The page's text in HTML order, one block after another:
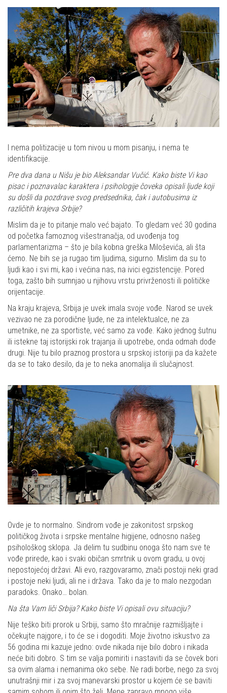
I nema politizacije u tom nivou u mom pisanju, i nema te
identifikacije.
Pre dva dana u Nišu je bio Aleksandar Vučić. Kako biste Vi kao
pisac i poznavalac karaktera i psihologije čoveka opisali ljude koji
su došli da pozdrave svog predsednika, čak i autobusima iz
različitih krajeva Srbije?
Mislim da je to pitanje malo već bajato. To gledam već 30 godina
od početka famoznog višestranačja, od uvođenja tog
parlamentarizma – što je bila kobna greška Miloševića, ali šta
ćemo. Ne bih se ja rugao tim ljudima, sigurno. Mislim da su to
ljudi kao i svi mi, kao i većina nas, na ivici egzistencije. Pored
toga, zašto bih sumnjao u njihovu vrstu privrženosti ili političke
orijentacije.
Na kraju krajeva, Srbija je uvek imala svoje vođe. Narod se uvek
vezivao ne za porodične ljude, ne za intelektualce, ne za
umetnike, ne za sportiste, već samo za vođe. Kako jednog šutnu
ili istekne taj istorijski rok trajanja ili upotrebe, onda odmah dođe
drugi. Nije tu bilo praznog prostora u srpskoj istoriji pa da kažete
da se to tako desilo, da je to neka anomalija ili slučajnost.
Ovde je to normalno. Sindrom vođe je zakonitost srpskog
političkog života i srpske mentalne higijene, odnosno našeg
psihološkog sklopa. Ja delim tu sudbinu onoga što nam sve te
vođe prirede, kao i svaki običan smrtnik u ovom gradu, u ovoj
nepostojećoj državi. Ali evo, razgovaramo, znači postoji neki grad
i postoje neki ljudi, ali ne i država. Tako da je to malo nezgodan
paradoks. Onako… bolan.
Na šta Vam liči Srbija? Kako biste Vi opisali ovu situaciju?
Nije teško biti prorok u Srbiji, samo što mračnije razmišljajte i
očekujte najgore, i to će se i dogoditi. Moje životno iskustvo za
56 godina mi kazuje jedno: ovde nikada nije bilo dobro i nikada
neće biti dobro. S tim se valja pomiriti i nastaviti da se čovek bori
sa ovim alama i nemanima oko sebe. Ne radi borbe, nego za svoj
unutrašnji mir i za svoj manevarski prostor u kojem će se baviti